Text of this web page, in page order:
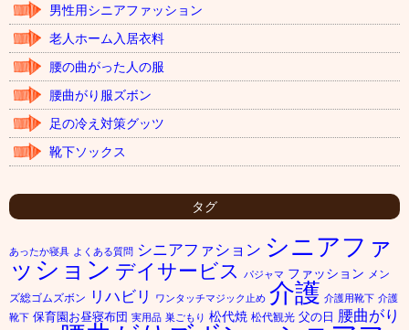
男性用シニアファッション
老人ホーム入居衣料
腰の曲がった人の服
腰曲がり服ズボン
足の冷え対策グッツ
靴下ソックス
タグ
あったか寝具 よくある質問 シニアファション シニアファ
ッション デイサービス パジャマ ファッション メン
ズ総ゴムズボン
リハビリ ワンタッチマジック止め 介護 介護用靴下 介護
靴下 保育園お昼寝布団 実用品 巣ごもり 松代焼 松代観光 父の日 腰曲がり